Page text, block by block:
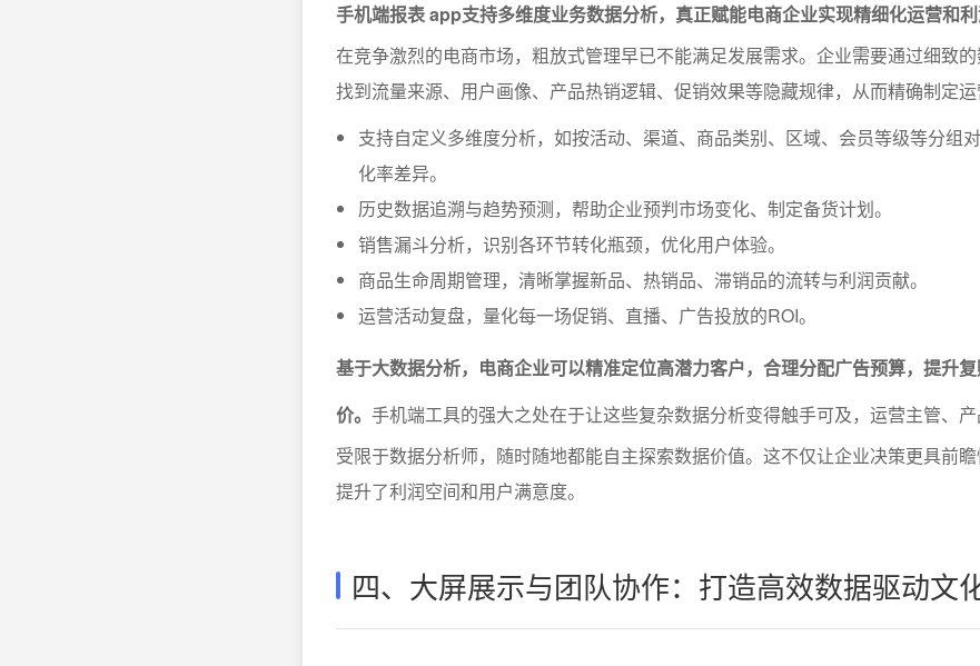
手机端报表 app支持多维度业务数据分析，真正赋能电商企业实现精细化运营和利
在竞争激烈的电商市场，粗放式管理早已不能满足发展需求。企业需要通过细致的
找到流量来源、用户画像、产品热销逻辑、促销效果等隐藏规律，从而精确制定运
支持自定义多维度分析，如按活动、渠道、商品类别、区域、会员等级等分组
化率差异。
历史数据追溯与趋势预测，帮助企业预判市场变化、制定备货计划。
销售漏斗分析，识别各环节转化瓶颈，优化用户体验。
商品生命周期管理，清晰掌握新品、热销品、滞销品的流转与利润贡献。
运营活动复盘，量化每一场促销、直播、广告投放的ROI。
基于大数据分析，电商企业可以精准定位高潜力客户，合理分配广告预算，提升
价。 手机端工具的强大之处在于让这些复杂数据分析变得触手可及，运营主管、
受限于数据分析师，随时随地都能自主探索数据价值。这不仅让企业决策更具前
提升了利润空间和用户满意度。
四、大屏展示与团队协作：打造高效数据驱动文